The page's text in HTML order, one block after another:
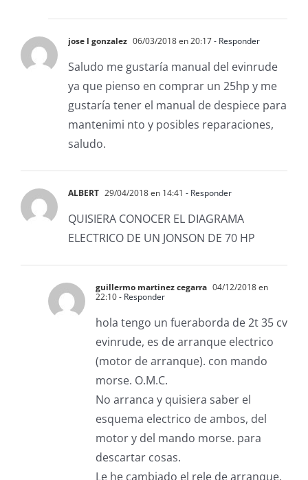
jose l gonzalez 06/03/2018 en 20:17- Responder
Saludo me gustaría manual del evinrude
ya que pienso en comprar un 25hp y me
gustaría tener el manual de despiece para
mantenimi nto y posibles reparaciones,
saludo.
ALBERT 29/04/2018 en 14:41 - Responder
QUISIERA CONOCER EL DIAGRAMA
ELECTRICO DE UN JONSON DE 70 HP
guillermo martinez cegarra 04/12/2018 en
22:10- Responder
hola tengo un fueraborda de 2t 35 cv
evinrude, es de arranque electrico
(motor de arranque). con mando
morse. O.M.C.
No arranca y quisiera saber el
esquema electrico de ambos, del
motor y del mando morse. para
descartar cosas.
Le he cambiado el rele de arranque.